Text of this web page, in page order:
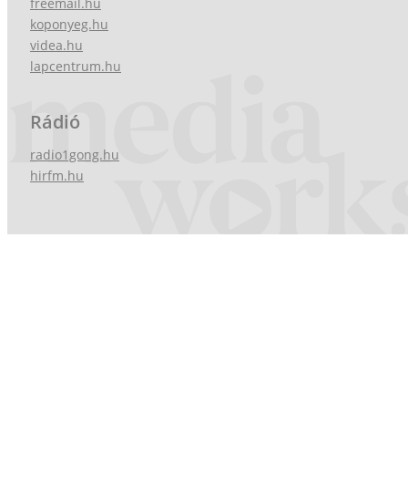
koponyeg.hu
videa.hu
lapcentrum.hu
Rádió
radio1gong.hu
hirfm.hu